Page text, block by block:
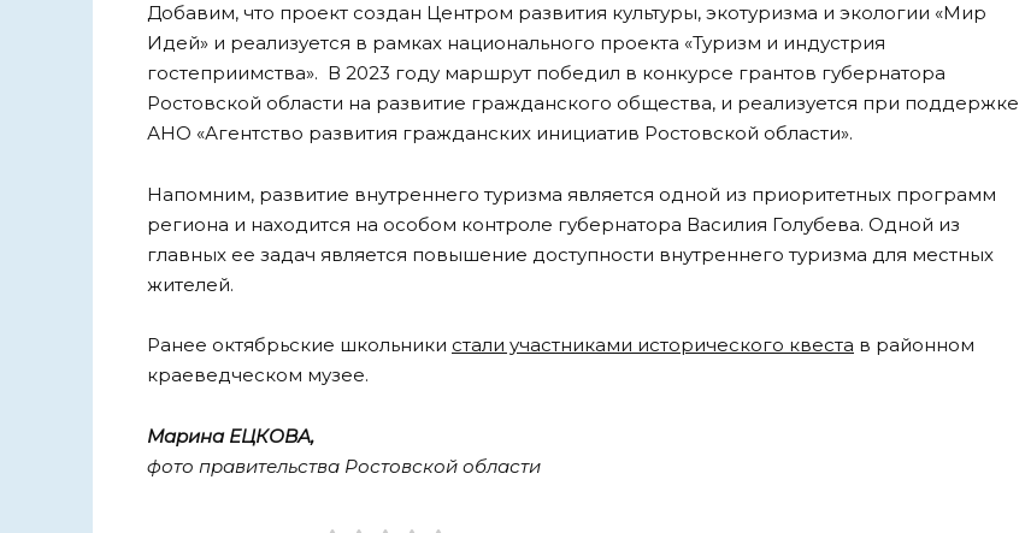
Добавим, что проект создан Центром развития культуры, экотуризма и экологии «Мир
Идей» и реализуется в рамках национального проекта «Туризм и индустрия
гостеприимства». В 2023 году маршрут победил в конкурсе грантов губернатора
Ростовской области на развитие гражданского общества, и реализуется при поддержке
АНО «Агентство развития гражданских инициатив Ростовской области».
Напомним, развитие внутреннего туризма является одной из приоритетных программ
региона и находится на особом контроле губернатора Василия Голубева. Одной из
главных ее задач является повышение доступности внутреннего туризма для местных
жителей.
Ранее октябрьские школьники стали участниками исторического квеста в районном
краеведческом музее.
Марина ЕЦКОВА,
фото правительства Ростовской области